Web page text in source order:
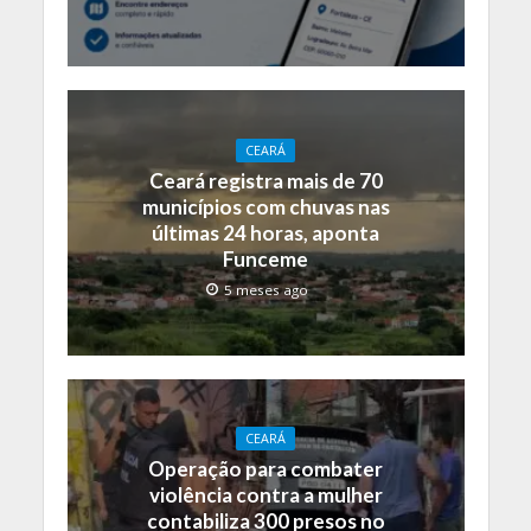
CEARÁ
Ceará registra mais de 70
municípios com chuvas nas
últimas 24 horas, aponta
Funceme
5 meses ago
CEARÁ
Operação para combater
violência contra a mulher
contabiliza 300 presos no